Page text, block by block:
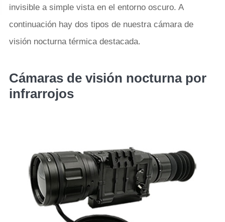
invisible a simple vista en el entorno oscuro. A
continuación hay dos tipos de nuestra cámara de
visión nocturna térmica destacada.
Cámaras de visión nocturna por
infrarrojos